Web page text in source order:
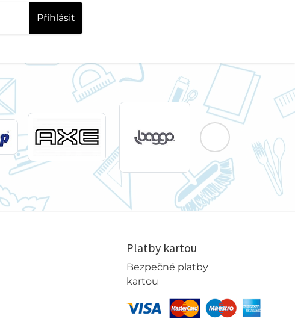
Příhlásit
Platby kartou
Bezpečné platby
kartou